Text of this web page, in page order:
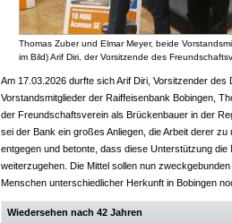
Thomas Zuber und Elmar Meyer, beide
im Bild) Arif Diri, der Vorsitzende des
Am 17.03.2026 durfte sich Arif Diri, Vorsitzender
Vorstandsmitglieder der Raiffeisenbank Bobingen,
der Freundschaftsverein als Brückenbauer in der
sei der Bank ein großes Anliegen, die Arbeit derer
entgegen und betonte, dass diese Unterstützung
weiterzugehen. Die Mittel sollen nun
Menschen unterschiedlicher Herkunft in Bobingen
Wiedersehen nach 42 Jahren